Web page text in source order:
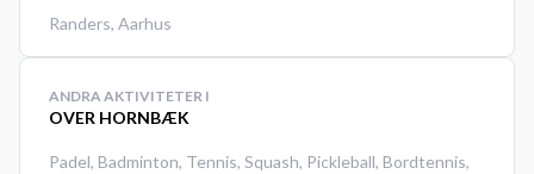
med smil på læben.
Randers, Aarhus
ANDRA AKTIVITETER I
OVER HORNBÆK
Padel, Badminton, Tennis, Squash, Pickleball, Bordtennis,